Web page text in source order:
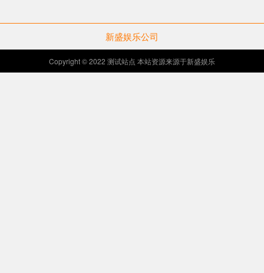
新盛娱乐公司
Copyright © 2022 测试站点 本站资源来源于新盛娱乐